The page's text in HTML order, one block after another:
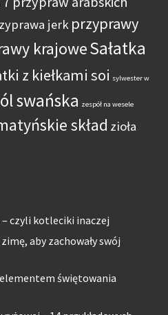
jerk przyprawy
krajoweSałatka
z kiełkami soi sylwester w
swańska zespół na wesele
skład zioła
czyli kotleciki inaczej
aby zachowały swój
świętowania